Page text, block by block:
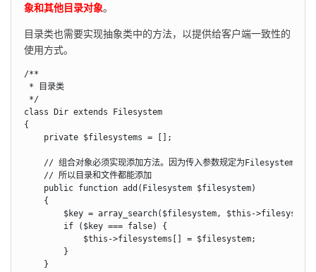
象和其他目录对象。
目录类也需要实现抽象类中的方法，以提供给客户端一致性的
使用方式。
/**
* 目录类
*/
class Dir extends Filesystem
{
    private $filesystems = [];
// 组合对象必须实现添加方法。因为传入参数规定为Filesystem类型
    // 所以目录和文件都能添加
    public function add(Filesystem $filesystem)
    {
$key = array_search($filesystem, $this-
        if ($key === false) {
            $this->filesystems[] = $filesystem;
        }
    }